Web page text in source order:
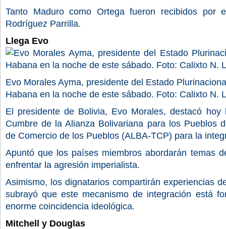
Tanto Maduro como Ortega fueron recibidos por
Rodríguez Parrilla.
Llega Evo
Evo Morales Ayma, presidente del Estado
Habana en la noche de este sábado. Foto: Calixto N.
El presidente de Bolivia, Evo Morales, destacó
Cumbre de la Alianza Bolivariana para los Pueblos
de Comercio de los Pueblos (ALBA-TCP) para la
Apuntó que los países miembros abordarán temas
enfrentar la agresión imperialista.
Asimismo, los dignatarios compartirán experiencias
subrayó que este mecanismo de integración está
enorme coincidencia ideológica.
Mitchell y Douglas